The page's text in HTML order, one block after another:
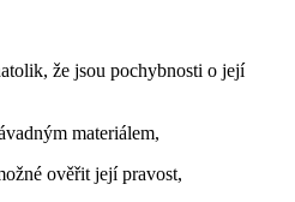
že jsou pochybnosti o její
materiálem,
ověřit její pravost,